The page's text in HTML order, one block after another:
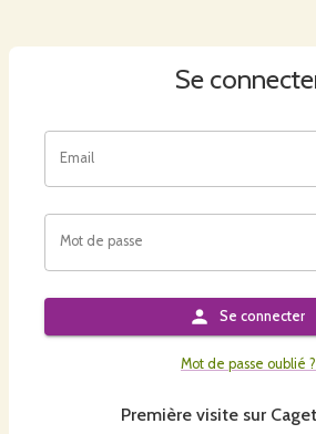
Se
Email
Mot de passe
Se connecter
Mot de passe oublié ?
Première visite sur